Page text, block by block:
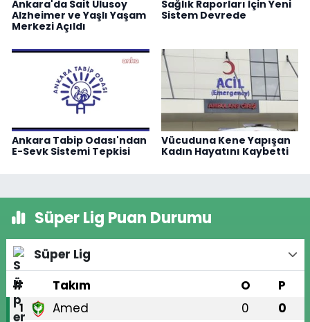
Ankara'da Sait Ulusoy
Alzheimer ve Yaşlı Yaşam
Merkezi Açıldı
Sağlık Raporları İçin Yeni
Sistem Devrede
Ankara Tabip Odası'ndan
E-Sevk Sistemi Tepkisi
Vücuduna Kene Yapışan
Kadın Hayatını Kaybetti
Süper Lig Puan Durumu
Süper Lig
#
Takım O P
1 Amed 0 0